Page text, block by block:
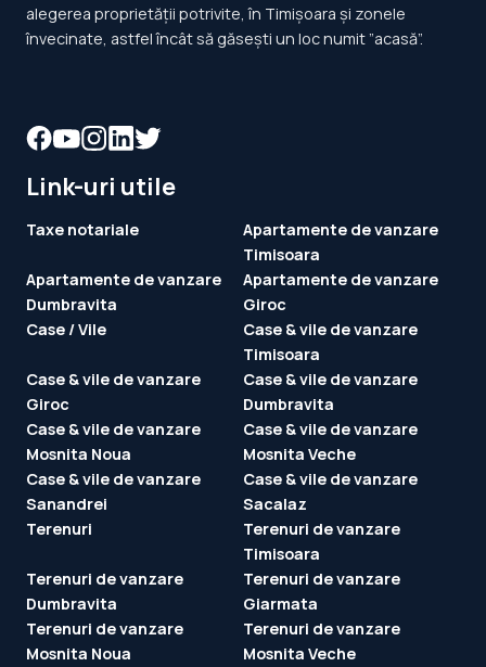
alegerea proprietății potrivite, în Timișoara și zonele
învecinate, astfel încât să găsești un loc numit ”acasă”.
Link-uri utile
Taxe notariale
Apartamente de vanzare
Timisoara
Apartamente de vanzare
Dumbravita
Apartamente de vanzare
Giroc
Case / Vile
Case & vile de vanzare
Timisoara
Case & vile de vanzare
Giroc
Case & vile de vanzare
Dumbravita
Case & vile de vanzare
Mosnita Noua
Case & vile de vanzare
Mosnita Veche
Case & vile de vanzare
Sanandrei
Case & vile de vanzare
Sacalaz
Terenuri
Terenuri de vanzare
Timisoara
Terenuri de vanzare
Dumbravita
Terenuri de vanzare
Giarmata
Terenuri de vanzare
Mosnita Noua
Terenuri de vanzare
Mosnita Veche